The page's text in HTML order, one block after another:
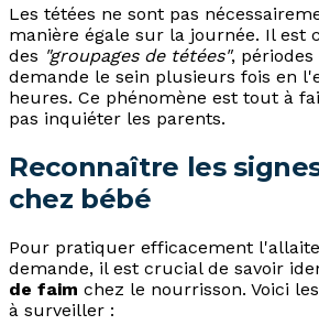
Les tétées ne sont pas
manière égale sur la journée. Il est
des "groupages de tétées",
demande le sein plusieurs fois en
heures. Ce phénomène est tout à
pas inquiéter les parents.
Reconnaître les
chez bébé
Pour pratiquer efficacement
demande, il est crucial de savoir
de faim chez le nourrisson. Voici
à surveiller :